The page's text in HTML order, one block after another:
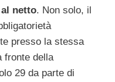
netto. Non solo, il
presso la stessa
fronte della
29 da parte di